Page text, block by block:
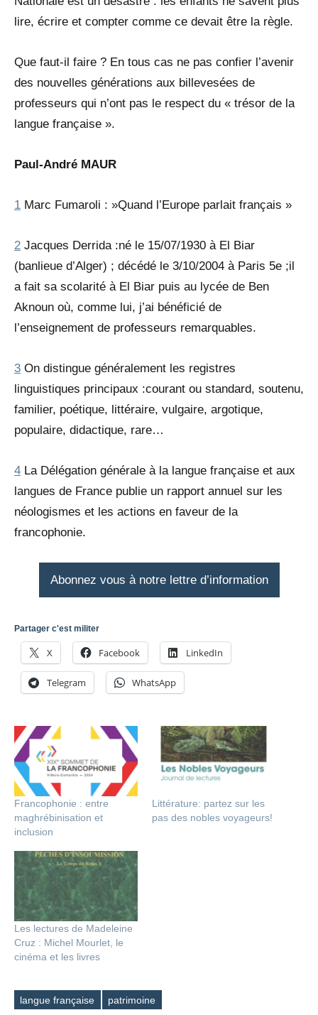
lire, écrire et compter comme ce devait être la règle.
Que faut-il faire ? En tous cas ne pas confier l’avenir
des nouvelles générations aux billevesées de
professeurs qui n’ont pas le respect du « trésor de la
langue française ».
Paul-André MAUR
1 Marc Fumaroli : »Quand l’Europe parlait français »
2 Jacques Derrida :né le 15/07/1930 à El Biar
(banlieue d’Alger) ; décédé le 3/10/2004 à Paris 5e ;il
a fait sa scolarité à El Biar puis au lycée de Ben
Aknoun où, comme lui, j’ai bénéficié de
l’enseignement de professeurs remarquables.
3 On distingue généralement les registres
linguistiques principaux :courant ou standard, soutenu,
familier, poétique, littéraire, vulgaire, argotique,
populaire, didactique, rare…
4 La Délégation générale à la langue française et aux
langues de France publie un rapport annuel sur les
néologismes et les actions en faveur de la
francophonie.
Abonnez vous à notre lettre d’information
Partager c'est militer
X Facebook LinkedIn
Telegram WhatsApp
Francophonie : entre
maghrébinisation et
inclusion
Littérature: partez sur les
pas des nobles voyageurs!
Les lectures de Madeleine
Cruz : Michel Mourlet, le
cinéma et les livres
Étiquettes
langue française patrimoine